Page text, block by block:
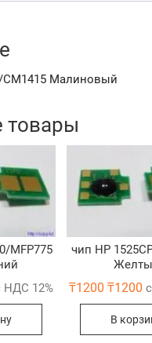
Maлиновый
товары
MFP775
НДС 12%
чип НР
₸1200 ₸1200
В